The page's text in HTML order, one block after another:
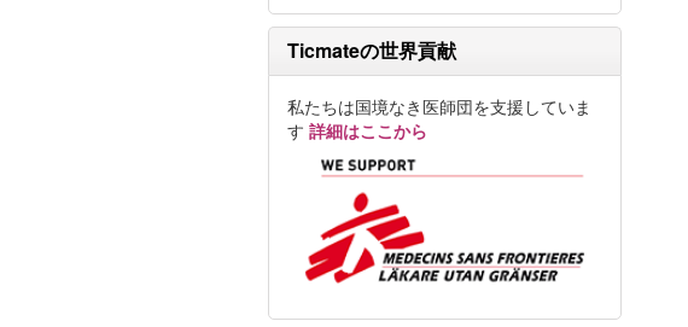
Ticmateの世界貢献
私たちは国境なき医師団を支援していま
す 詳細はここから